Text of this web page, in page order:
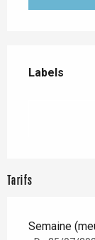
Labels
Labels
Tarifs
Semaine